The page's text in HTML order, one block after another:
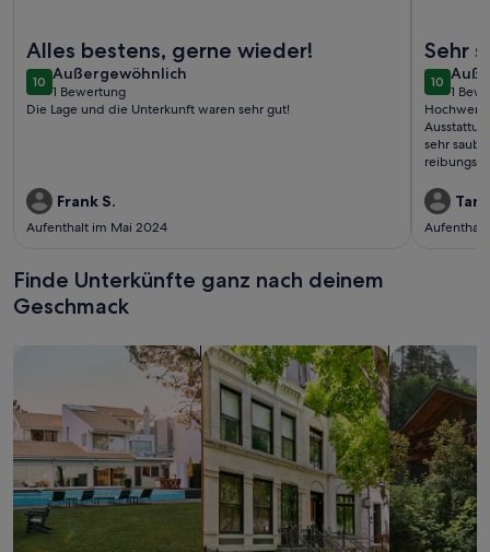
Alles bestens, gerne wieder!
1010 von 10
Außergewöhnlich
außergewöhnlich
1 Bewertung
(1
bewertung)
Die Lage und die Unterkunft waren sehr gut!
Frank S.
Aufenthalt im Mai 2024
Sehr
1010 von
1
(1
sehr
reibungslos. Empfehlung: Innenliegender
Allem ein
Finde Unterkünfte ganz nach deinem
Geschmack
Suche nach FerienhäusernSuche nach Ferienwohnungen oder
Suche nach